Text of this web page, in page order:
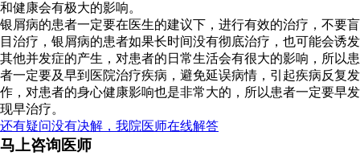
和健康会有极大的影响。
银屑病的患者一定要在医生的建议下，进行有效的治疗，不要盲
目治疗，银屑病的患者如果长时间没有彻底治疗，也可能会诱发
其他并发症的产生，对患者的日常生活会有很大的影响，所以患
者一定要及早到医院治疗疾病，避免延误病情，引起疾病反复发
作，对患者的身心健康影响也是非常大的，所以患者一定要早发
现早治疗。
还有疑问没有决解，我院医师在线解答
马上咨询医师